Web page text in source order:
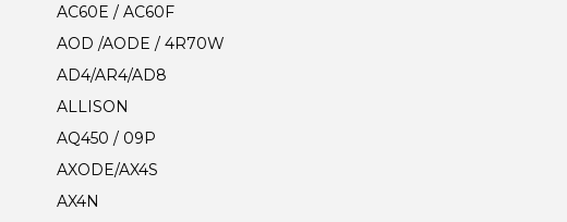
AC60E / AC60F
AOD /AODE / 4R70W
AD4/AR4/AD8
ALLISON
AQ450 / 09P
AXODE/AX4S
AX4N